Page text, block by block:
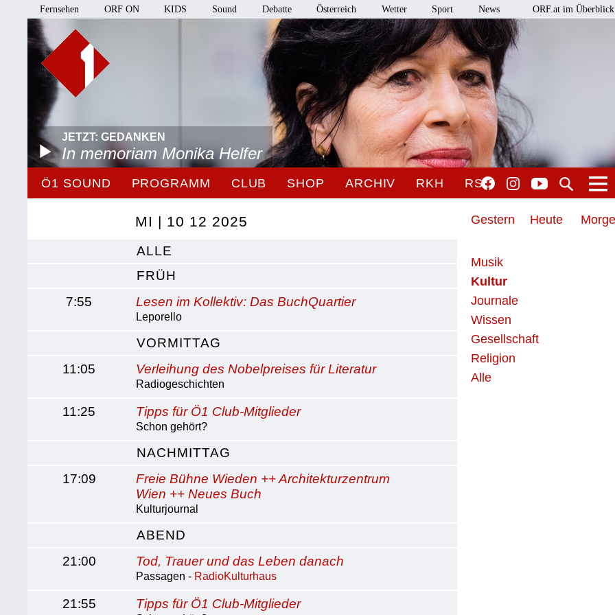
Fernsehen ORF ON KIDS Sound Debatte Österreich Wetter Sport News ORF.at im Überblick
JETZT: GEDANKEN
In memoriam Monika Helfer
Ö1 SOUND PROGRAMM CLUB SHOP ARCHIV RKH RSO
Gestern Heute
Musik
Kultur
Journale
Wissen
Gesellschaft
Religion
Alle
MI | 10 12 2025
ALLE
FRÜH
7:55
Lesen im Kollektiv: Das BuchQuartier
Leporello
VORMITTAG
11:05
Verleihung des Nobelpreises für Literatur
Radiogeschichten
11:25 Tipps für Ö1 Club-Mitglieder
Schon gehört?
NACHMITTAG
17:09
Freie Bühne Wieden ++ Architekturzentrum
Wien ++ Neues Buch
Kulturjournal
ABEND
21:00
Tod, Trauer und das Leben danach
Passagen - RadioKulturhaus
21:55 Tipps für Ö1 Club-Mitglieder